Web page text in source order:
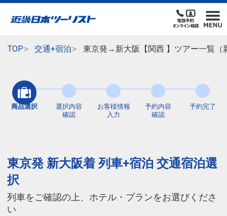
TOP 交通+宿泊 東京発→新大阪【関西 】ツアー一覧（
商品選択
選択内容
確認
お客様情報
入力
予約内容
確認
予約完了
東京発 新大阪着 列車+宿泊 交通宿泊選
択
列車をご確認の上、ホテル・プランをお選びくださ
い